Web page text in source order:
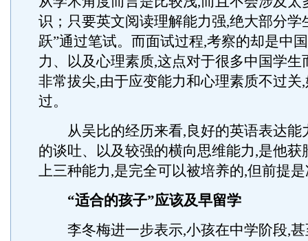
识；只要英文阅读理解能力强,绝大部分学
跃”通过笔试。而面试过程,考察的却是中
力、以及心理素质,这点对于很多中国学生
非常拔尖,由于应变能力和心理素质不过关
过。
从吴比的经历来看,良好的英语表达能
的谈吐、以及较强的横向思维能力,是他获
上三种能力,是完全可以被培养的,但前提
“适合的孩子”应该及早留学
李冬梅进一步表示,小孩在中学阶段,甚